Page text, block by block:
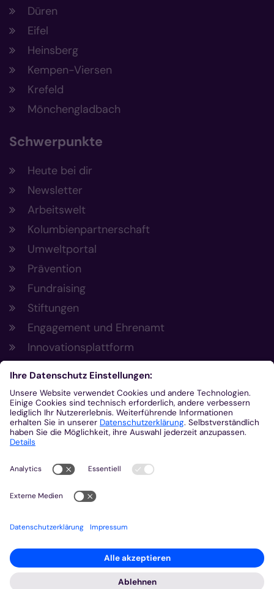
Düren
Eifel
Heinsberg
Kempen-Viersen
Krefeld
Mönchengladbach
Schwerpunkte
Heute bei dir
Newsletter
Arbeitswelt
Kolumbienpartnerschaft
Umweltportal
Prävention
Fundraising
Stiftungen
Engagement und Ehrenamt
Innovationsplattform
Aus der Plattform
Nachrichten
Veranstaltungen
Gottesdienste
Stellenangebote
Kirchenzeitung
Amtsblatt (Kirchlicher Anzeiger)
Rechtsdatenbank
Meldestelle gemäß Hinweisgeberschutzgesetz